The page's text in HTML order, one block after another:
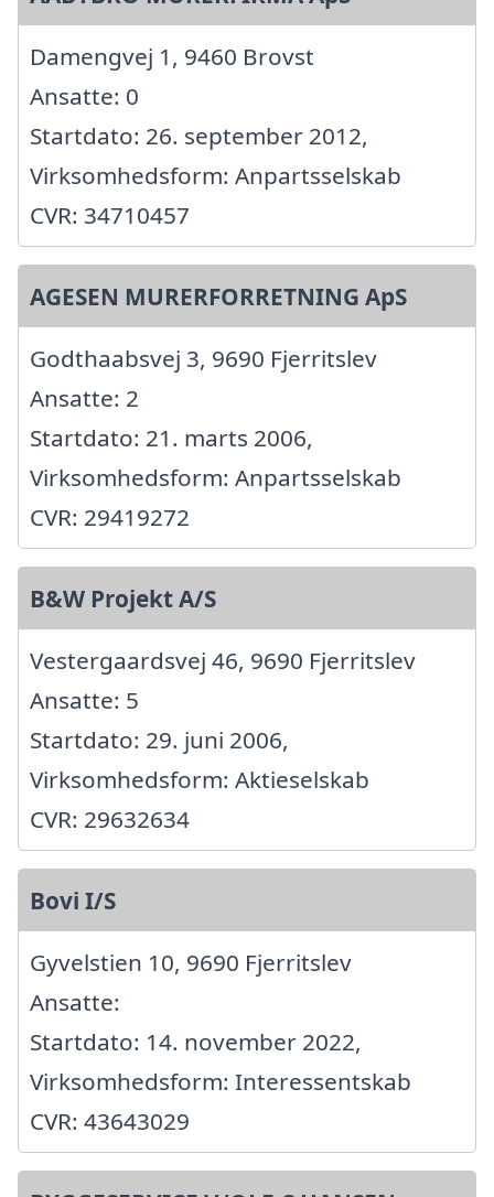
Damengvej 1, 9460 Brovst
Ansatte: 0
Startdato: 26. september 2012,
Virksomhedsform: Anpartsselskab
CVR: 34710457
AGESEN MURERFORRETNING ApS
Godthaabsvej 3, 9690 Fjerritslev
Ansatte: 2
Startdato: 21. marts 2006,
Virksomhedsform: Anpartsselskab
CVR: 29419272
B&W Projekt A/S
Vestergaardsvej 46, 9690 Fjerritslev
Ansatte: 5
Startdato: 29. juni 2006,
Virksomhedsform: Aktieselskab
CVR: 29632634
Bovi I/S
Gyvelstien 10, 9690 Fjerritslev
Ansatte:
Startdato: 14. november 2022,
Virksomhedsform: Interessentskab
CVR: 43643029